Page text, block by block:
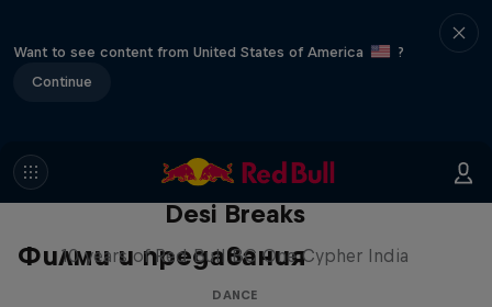
Want to see content from United States of America
?
Continue
Филми и предавания
Desi Breaks
10 years of Red Bull BC One Cypher India
DANCE